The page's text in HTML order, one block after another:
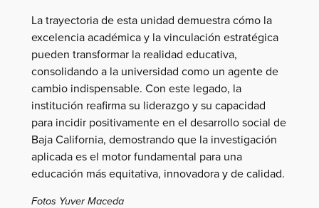
La trayectoria de esta unidad demuestra cómo la
excelencia académica y la vinculación estratégica
pueden transformar la realidad educativa,
consolidando a la universidad como un agente de
cambio indispensable. Con este legado, la
institución reafirma su liderazgo y su capacidad
para incidir positivamente en el desarrollo social de
Baja California, demostrando que la investigación
aplicada es el motor fundamental para una
educación más equitativa, innovadora y de calidad.
Fotos Yuver Maceda